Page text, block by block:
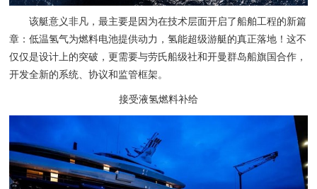
该艇意义非凡，最主要是因为在技术层面开启了船舶工程的新篇
章：低温氢气为燃料电池提供动力，氢能超级游艇的真正落地！这不
仅仅是设计上的突破，更需要与劳氏船级社和开曼群岛船旗国合作，
开发全新的系统、协议和监管框架。
接受液氢燃料补给